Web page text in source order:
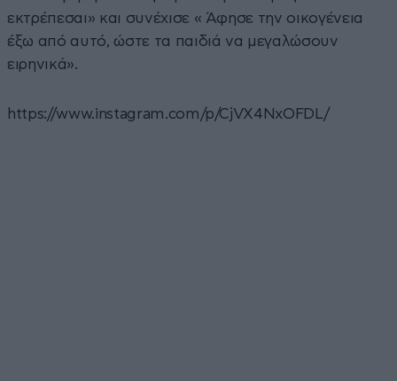
εκτρέπεσαι» και συνέχισε « Άφησε την οικογένεια
έξω από αυτό, ώστε τα παιδιά να μεγαλώσουν
ειρηνικά».
https://www.instagram.com/p/CjVX4NxOFDL/